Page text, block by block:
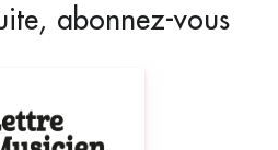
abonnez-vous